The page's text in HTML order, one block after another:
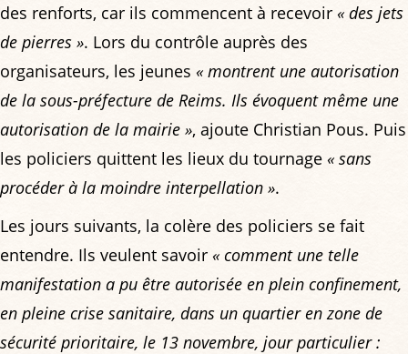
des renforts, car ils commencent à recevoir « des jets
de pierres ». Lors du contrôle auprès des
organisateurs, les jeunes « montrent une autorisation
de la sous-préfecture de Reims. Ils évoquent même une
autorisation de la mairie », ajoute Christian Pous. Puis
les policiers quittent les lieux du tournage « sans
procéder à la moindre interpellation ».
Les jours suivants, la colère des policiers se fait
entendre. Ils veulent savoir « comment une telle
manifestation a pu être autorisée en plein confinement,
en pleine crise sanitaire, dans un quartier en zone de
sécurité prioritaire, le 13 novembre, jour particulier :